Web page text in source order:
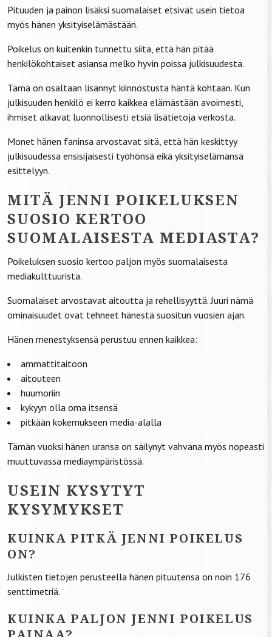
Pituuden ja painon lisäksi suomalaiset etsivät usein tietoa
myös hänen yksityiselämästään.
Poikelus on kuitenkin tunnettu siitä, että hän pitää
henkilökohtaiset asiansa melko hyvin poissa julkisuudesta.
Tämä on osaltaan lisännyt kiinnostusta häntä kohtaan. Kun
julkisuuden henkilö ei kerro kaikkea elämästään avoimesti,
ihmiset alkavat luonnollisesti etsiä lisätietoja verkosta.
Monet hänen faninsa arvostavat sitä, että hän keskittyy
julkisuudessa ensisijaisesti työhönsä eikä yksityiselämänsä
esittelyyn.
MITÄ JENNI POIKELUKSEN
SUOSIO KERTOO
SUOMALAISESTA MEDIASTA?
Poikeluksen suosio kertoo paljon myös suomalaisesta
mediakulttuurista.
Suomalaiset arvostavat aitoutta ja rehellisyyttä. Juuri nämä
ominaisuudet ovat tehneet hänestä suositun vuosien ajan.
Hänen menestyksensä perustuu ennen kaikkea:
ammattitaitoon
aitouteen
huumoriin
kykyyn olla oma itsensä
pitkään kokemukseen media-alalla
Tämän vuoksi hänen uransa on säilynyt vahvana myös nopeasti
muuttuvassa mediaympäristössä.
USEIN KYSYTYT
KYSYMYKSET
KUINKA PITKÄ JENNI POIKELUS
ON?
Julkisten tietojen perusteella hänen pituutensa on noin 176
senttimetriä.
KUINKA PALJON JENNI POIKELUS